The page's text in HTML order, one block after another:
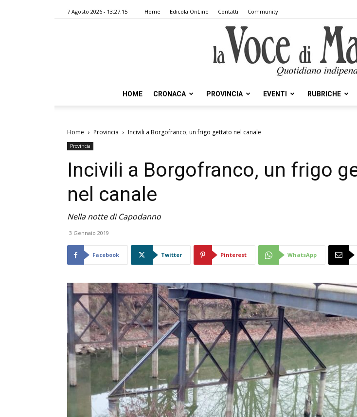
7 Agosto 2026 - 13:27:15 Home Edicola OnLine Contatti Community
Voce
Mantova
HOME CRONACA PROVINCIA EVENTI RUBRICHE
Home Provincia Incivili a Borgofranco, un frigo gettato nel canale
Provincia
Incivili a Borgofranco, un frigo
nel canale
Nella notte di Capodanno
3 Gennaio 2019
Facebook Twitter Pinterest WhatsApp